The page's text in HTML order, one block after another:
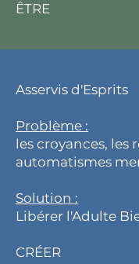
ÊTRE
Asservis d'Esprits
Problème :
les croyances, les
automatismes
Solution :
Libérer l'Adulte
CRÉER